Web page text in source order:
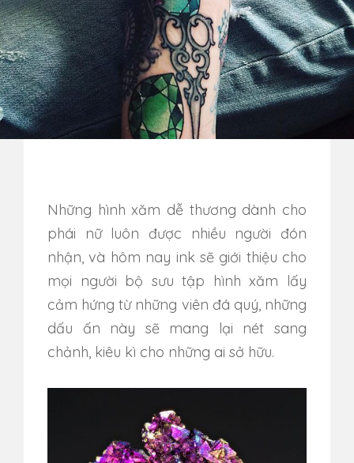
Những hình xăm dễ thương dành cho
phái nữ luôn được nhiều người đón
nhận, và hôm nay ink sẽ giới thiệu cho
mọi người bộ sưu tập hình xăm lấy
cảm hứng từ những viên đá quý, những
dấu ấn này sẽ mang lại nét sang
chảnh, kiêu kì cho những ai sở hữu.